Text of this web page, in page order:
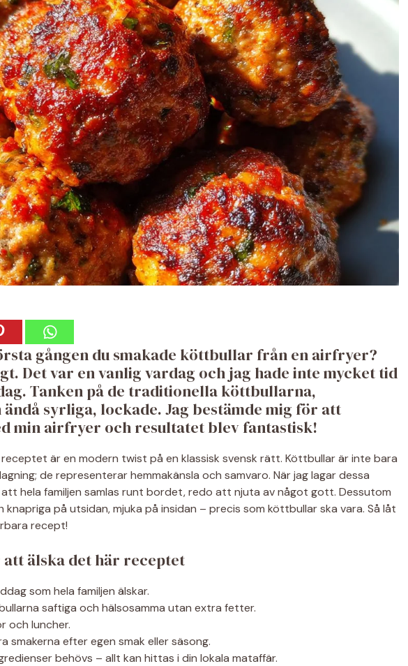
gången du smakade köttbullar från en airfryer?
Det var en vanlig vardag och jag hade inte mycket tid
Tanken på de traditionella köttbullarna,
syrliga, lockade. Jag bestämde mig för att
min airfryer och resultatet blev fantastisk!
är en modern twist på en klassisk svensk rätt. Köttbullar är inte bara
de representerar hemmakänsla och samvaro. När jag lagar dessa
hela familjen samlas runt bordet, redo att njuta av något gott. Dessutom
på utsidan, mjuka på insidan – precis som köttbullar ska vara. Så låt
recept!
älska det här receptet
som hela familjen älskar.
saftiga och hälsosamma utan extra fetter.
och luncher.
smakerna efter egen smak eller säsong.
behövs – allt kan hittas i din lokala mataffär.